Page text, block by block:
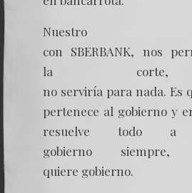
Nuestro
con SBERBANK, nos
la corte,
no serviría para nada. Es
pertenece al gobierno y
resuelve todo
gobierno
quiere gobierno.